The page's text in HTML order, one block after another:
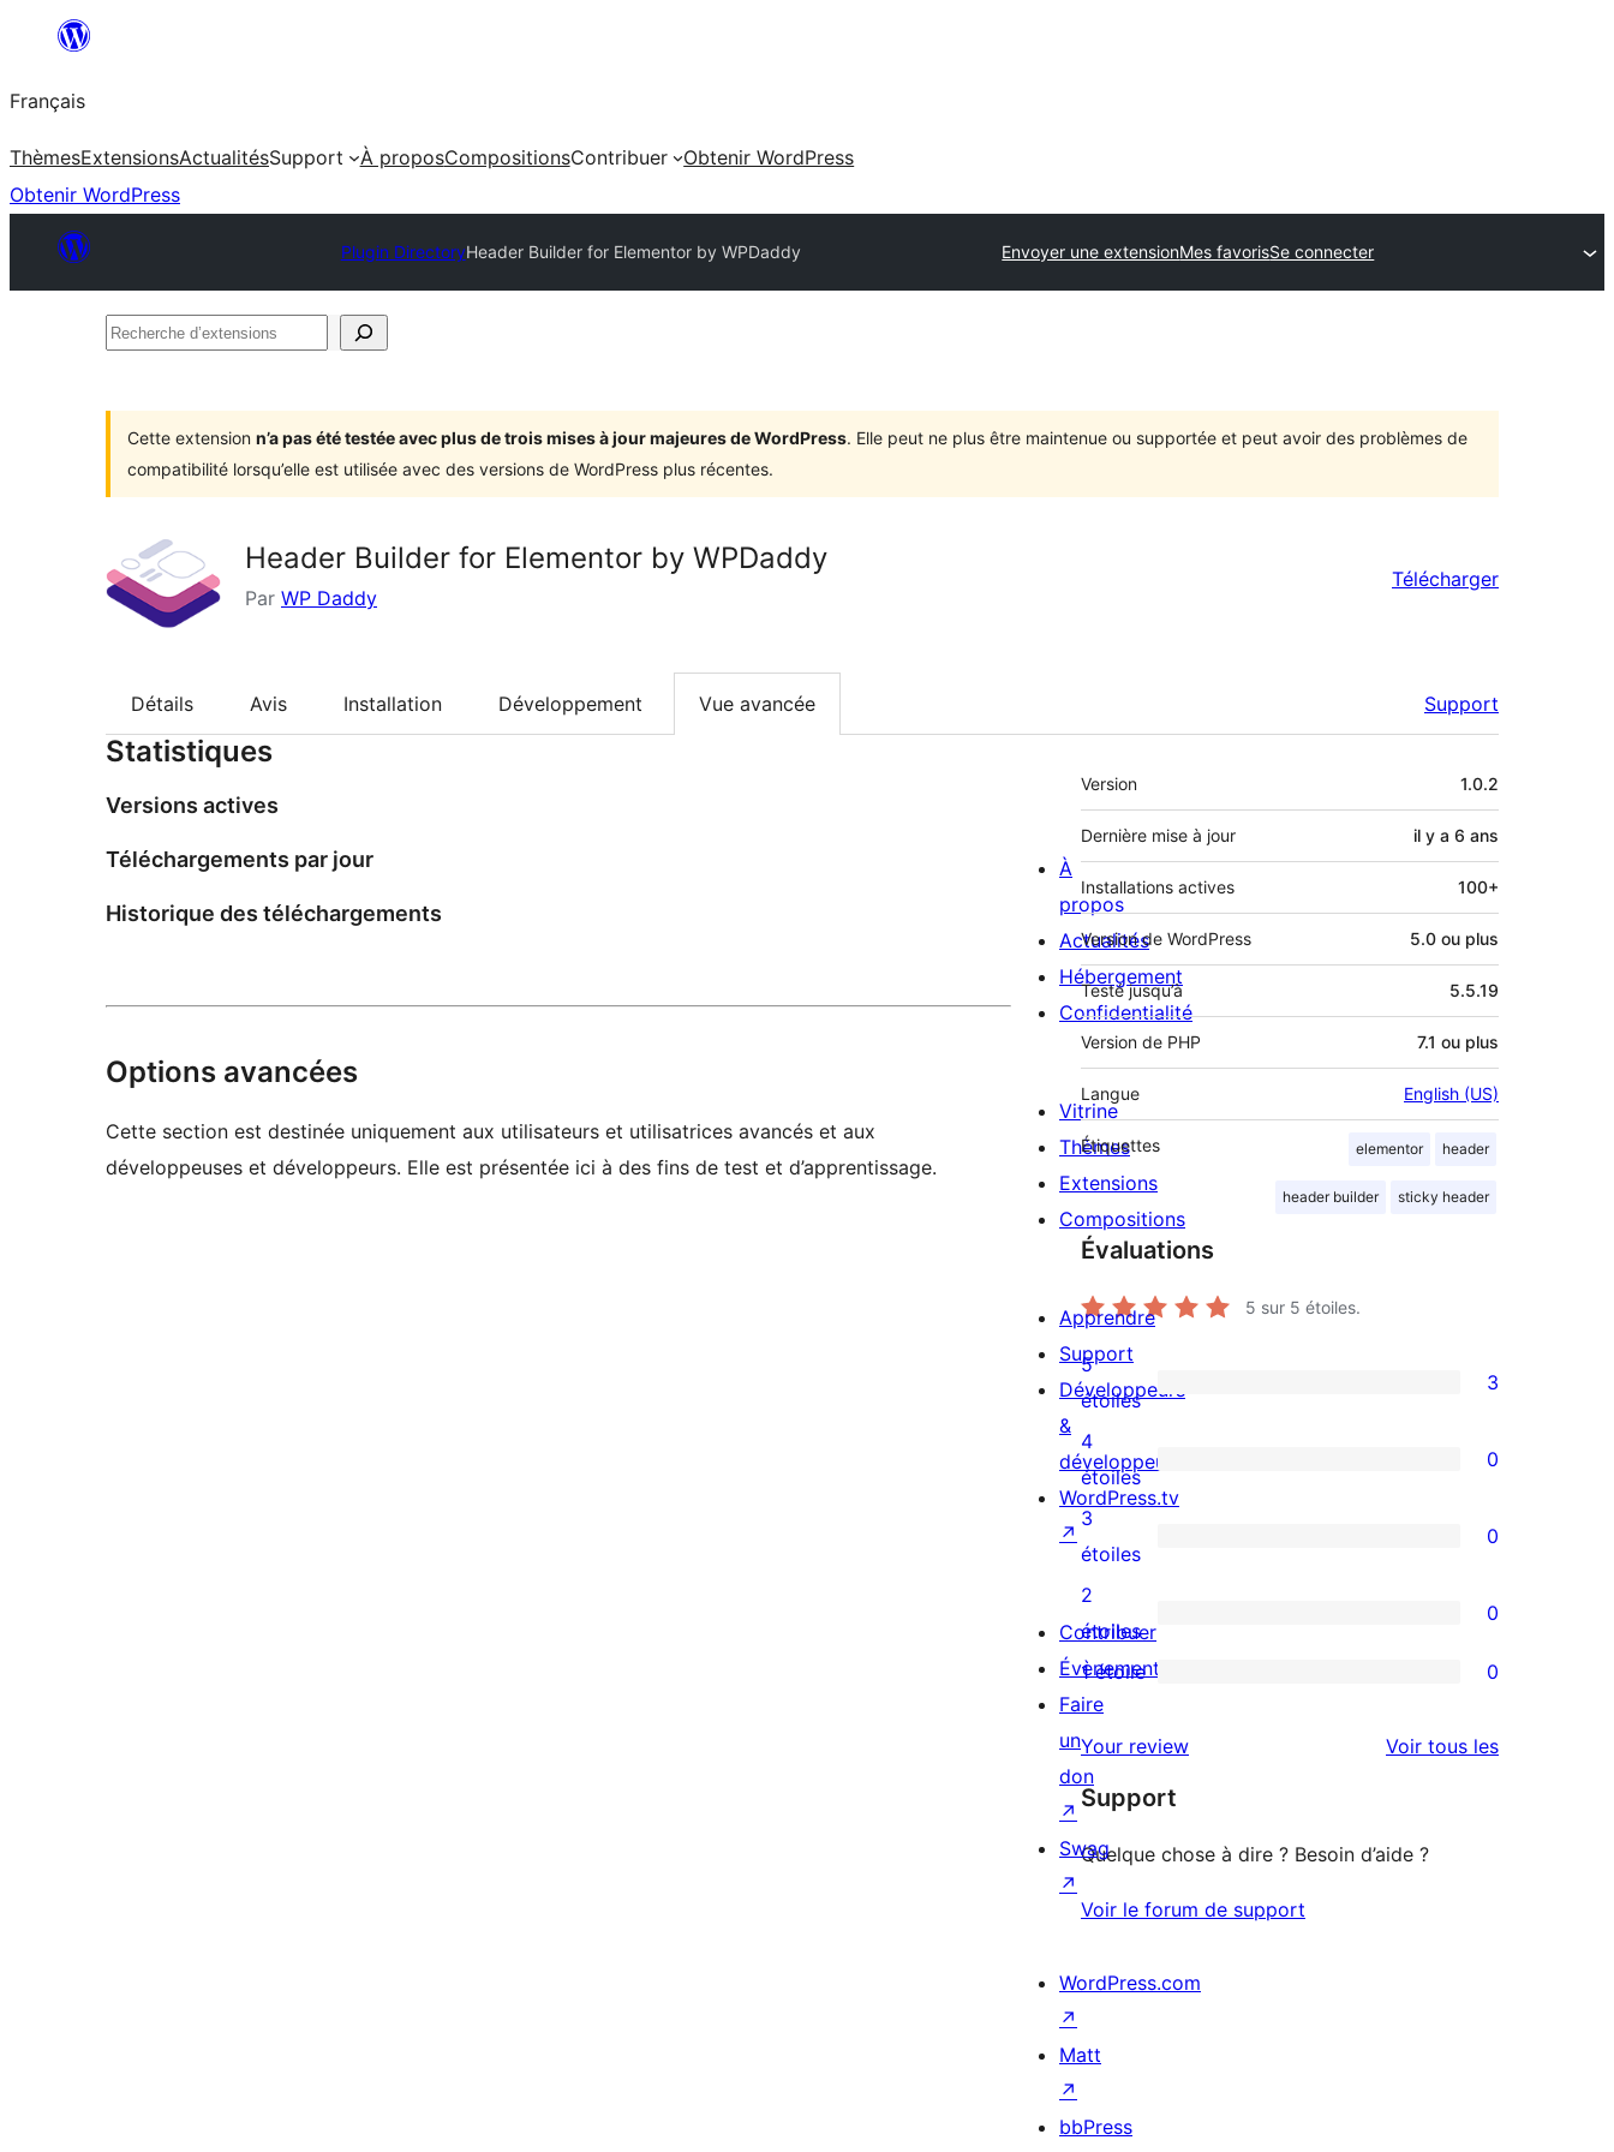
contenu
Français
ThèmesExtensionsActualitésSupport À proposCompositionsContribuer
Obtenir WordPress
Obtenir WordPress
Plugin DirectoryHeader Builder for Elementor by WPDaddy Envoyer une extensionMes favorisSe connecter
Recherche
Cette extension n’a pas été testée avec plus de trois mises à jour majeures de WordPress. Elle peut ne plus être maintenue ou supportée et peut avoir des problèmes de
compatibilité lorsqu’elle est utilisée avec des versions de WordPress plus récentes.
Header Builder for Elementor by WPDaddy
Par WP Daddy
Télécharger
Détails Avis Installation Développement Vue avancée Support
Statistiques
Versions actives
Téléchargements par jour
Historique des téléchargements
Options avancées
Cette section est destinée uniquement aux utilisateurs et utilisatrices avancés et aux
développeuses et développeurs. Elle est présentée ici à des fins de test et d’apprentissage.
Méta
Version 1.0.2
Dernière mise à jour il y a 6 ans
Installations actives 100+
Version de WordPress 5.0 ou plus
Testé jusqu’à 5.5.19
Version de PHP 7.1 ou plus
Langue English (US)
Étiquettes elementor header
header builder sticky header
Évaluations
5 sur 5 étoiles.
3
avis
à
5
étoiles
5
étoiles
3
0
avis
à
4
étoile
4
étoiles
0
0
avis
à
3
étoile
3
étoiles
0
0
avis
à
2
étoile
2
étoiles
0
à
1
1 étoile 0
Your review Voir tous lesavis
Support
Quelque chose à dire ? Besoin d’aide ?
Voir le forum de support
À
propos
Actualités
Hébergement
Confidentialité
Vitrine
Thèmes
Extensions
Compositions
Apprendre
Support
Développeurs
&
développeuses
WordPress.tv
↗
Contribuer
Évènements
Faire
un
don
↗
Swag
↗
WordPress.com
↗
Matt
↗
bbPress